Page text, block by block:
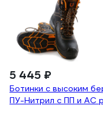
5 445 ₽
Ботинки с высоким
ПУ-Нитрил с ПП и АС